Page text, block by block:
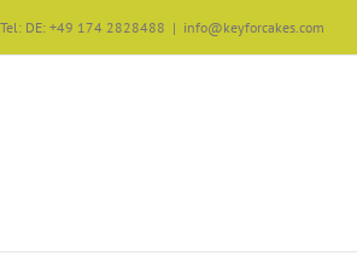
Tel: DE: +49 174 2828488 | info@keyforcakes.com